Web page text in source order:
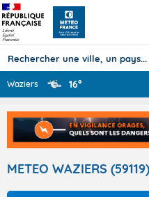
TOUS LES
Waziers 16°
METEO WAZIERS (59119)